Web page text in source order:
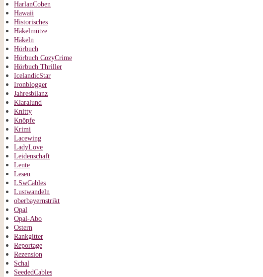
HarlanCoben
Hawaii
Historisches
Häkelmütze
Häkeln
Hörbuch
Hörbuch CozyCrime
Hörbuch Thriller
IcelandicStar
Ironblogger
Jahresbilanz
Klaralund
Knitty
Knöpfe
Krimi
Lacewing
LadyLove
Leidenschaft
Lente
Lesen
LSwCables
Lustwandeln
oberbayernstrikt
Opal
Opal-Abo
Ostern
Rankgitter
Reportage
Rezension
Schal
SeededCables